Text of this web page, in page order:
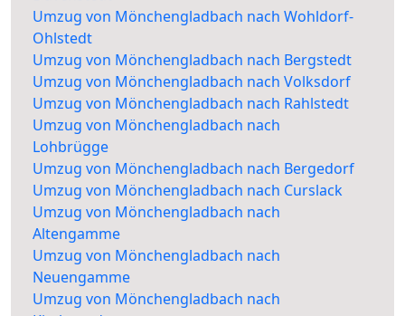
Umzug von Mönchengladbach nach Wohldorf-
Ohlstedt
Umzug von Mönchengladbach nach Bergstedt
Umzug von Mönchengladbach nach Volksdorf
Umzug von Mönchengladbach nach Rahlstedt
Umzug von Mönchengladbach nach
Lohbrügge
Umzug von Mönchengladbach nach Bergedorf
Umzug von Mönchengladbach nach Curslack
Umzug von Mönchengladbach nach
Altengamme
Umzug von Mönchengladbach nach
Neuengamme
Umzug von Mönchengladbach nach